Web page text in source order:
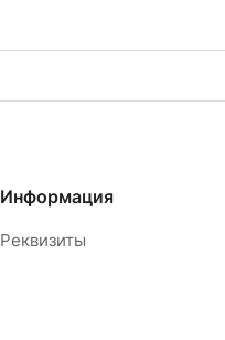
Информация
Реквизиты